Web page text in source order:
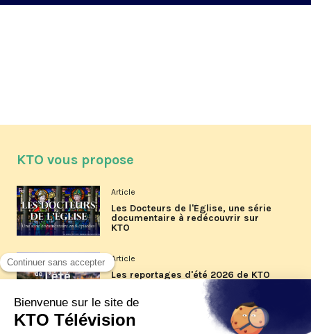
KTO vous propose
Article
Les Docteurs de l'Église, une série
documentaire à redécouvrir sur
KTO
Article
Les reportages d'été 2026 de KTO
Article